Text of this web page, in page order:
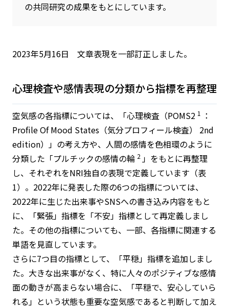
の共同研究の成果をもとにしています。
2023年5月16日 文章表現を一部訂正しました。
心理検査や感情表現の分類から指標を再整理
空気感の各指標については、「心理検査（POMS2 1
：
Profile Of Mood States（気分プロフィール検査） 2nd
edition）」の考え方や、人間の感情を色相環のように
分類した「プルチックの感情の輪 2 」をもとに再整理
し、それぞれをNRI独自の表現で定義しています（表
1）。2022年に発表した際の6つの指標については、
2022年に生じた出来事やSNSへの書き込み内容をもと
に、「緊張」指標を「不安」指標として再定義しまし
た。その他の指標についても、一部、各指標に関連する
単語を見直しています。
さらに7つ目の指標として、「平穏」指標を追加しまし
た。大きな出来事がなく、特に人々のポジティブな感情
面の動きが高まらない場合に、「平穏で、安心していら
れる」という状態も重要な空気感であると判断して加え